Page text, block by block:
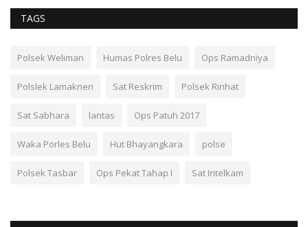
TAGS
Polsek Weliman Humas Polres Belu Ops Ramadniya
Polslek Lamaknen Sat Reskrim Polsek Rinhat
Sat Sabhara lantas Ops Patuh 2017
Waka Porles Belu Hut Bhayangkara polse
Polsek Tasbar Ops Pekat Tahap I Sat Intelkam